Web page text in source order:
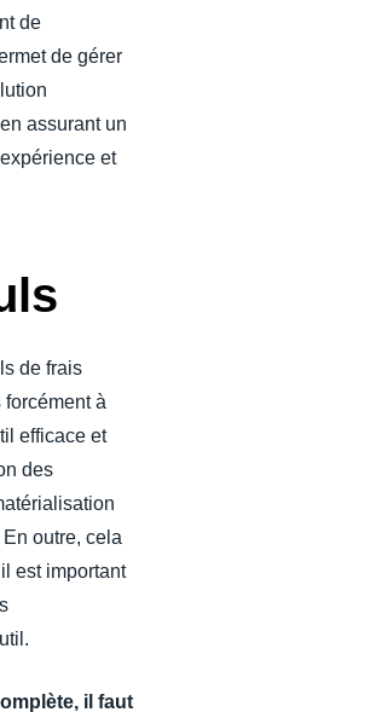
de
de gérer
assurant un
et
de frais
à
efficace et
des
outre, cela
est important
il faut